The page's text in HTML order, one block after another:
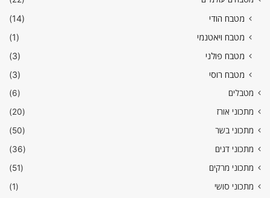
מטבח הודי
(14)
מטבח ויאטנמי
(1)
מטבח פולני
(3)
מטבח רוסי
(3)
מטבלים
(6)
מתכוני אורז
(20)
מתכוני בשר
(50)
מתכוני דגים
(36)
מתכוני מרקים
(51)
מתכוני סושי
(1)